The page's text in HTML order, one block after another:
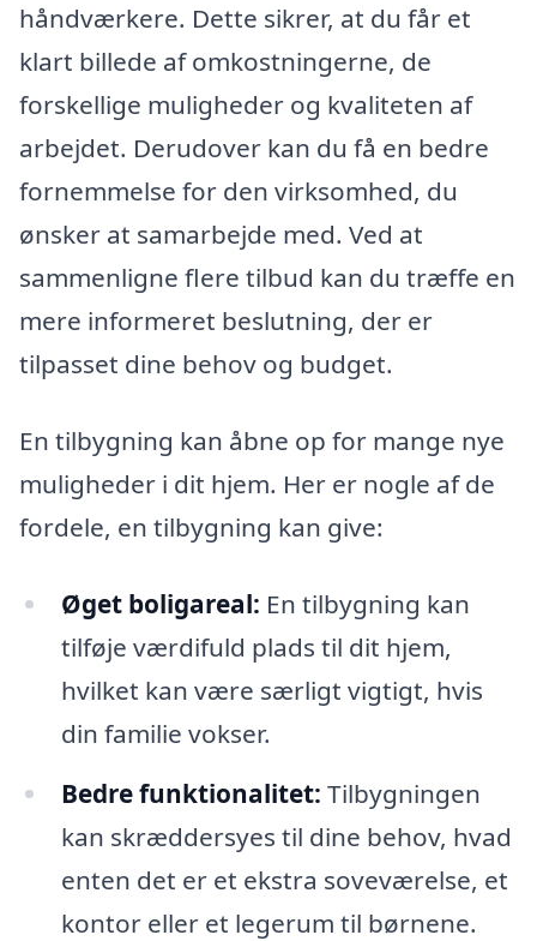
håndværkere. Dette sikrer, at du får et
klart billede af omkostningerne, de
forskellige muligheder og kvaliteten af
arbejdet. Derudover kan du få en bedre
fornemmelse for den virksomhed, du
ønsker at samarbejde med. Ved at
sammenligne flere tilbud kan du træffe en
mere informeret beslutning, der er
tilpasset dine behov og budget.
En tilbygning kan åbne op for mange nye
muligheder i dit hjem. Her er nogle af de
fordele, en tilbygning kan give:
Øget boligareal: En tilbygning kan
tilføje værdifuld plads til dit hjem,
hvilket kan være særligt vigtigt, hvis
din familie vokser.
Bedre funktionalitet: Tilbygningen
kan skræddersyes til dine behov, hvad
enten det er et ekstra soveværelse, et
kontor eller et legerum til børnene.